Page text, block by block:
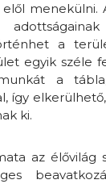
elől
a
egyik széle
a
így
ki.
az élővilág